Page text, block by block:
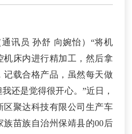
讯员 孙舒 向婉怡）“将机
机床内进行精加工，然后拿
记载合格产品，虽然每天做
还是觉得很开心。”近日，
区聚达科技有限公司生产车
族苗族自治州保靖县的00后